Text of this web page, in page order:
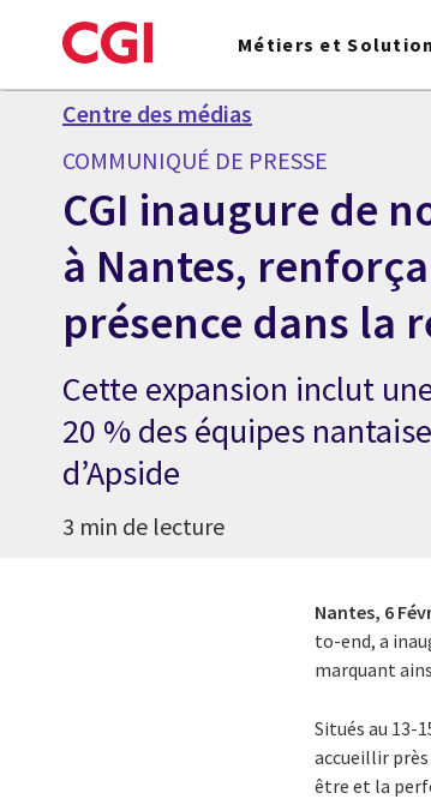
to
content
Métiers et
Centre des médias
COMMUNIQUÉ DE PRESSE
CGI inaugure de
à Nantes,
présence dans la
Cette expansion inclut
20 % des équipes
d’Apside
3 min de lecture
Nantes, 6
to-end, a
marquant
Situés au 13-
accueillir
être et la